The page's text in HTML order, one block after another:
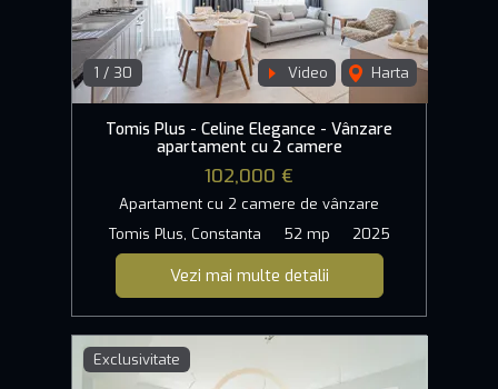
1 / 30 Video Harta
Tomis Plus - Celine Elegance - Vânzare
apartament cu 2 camere
102,000 €
Apartament cu 2 camere de vânzare
Tomis Plus, Constanta
52 mp 2025
Vezi mai multe detalii
Exclusivitate